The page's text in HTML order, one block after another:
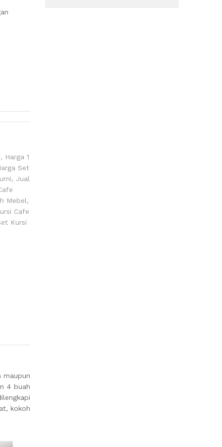
, Harga 1
Set
, Jual
Mebel,
Cafe
Kursi
maupun
4 buah
kokoh